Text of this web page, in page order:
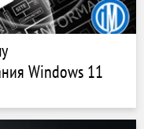
Windows 11